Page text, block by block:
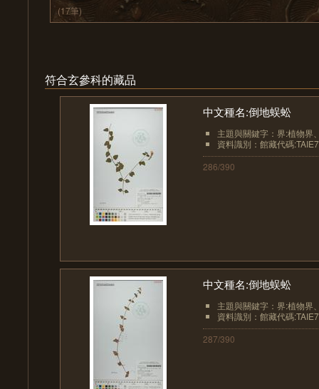
(17筆)
符合玄參科的藏品
中文種名:倒地蜈蚣
主題與關鍵字：界:植物界
資料識別：館藏代碼
286/390
中文種名:倒地蜈蚣
主題與關鍵字：界:植物界
資料識別：館藏代碼
287/390